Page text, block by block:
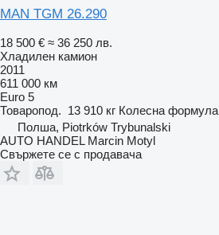
MAN TGM 26.290
18 500 € ≈ 36 250 лв.
Хладилен камион
2011
611 000 км
Euro 5
Товаропод. 13 910 кг Колесна формула
Полша, Piotrków Trybunalski
AUTO HANDEL Marcin Motyl
Свържете се с продавача